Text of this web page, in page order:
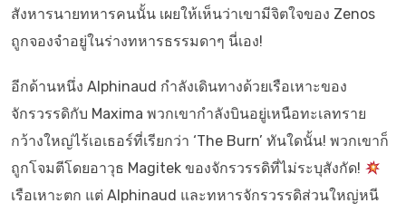
สังหารนายทหารคนนั้น เผยให้เห็นว่าเขามีจิตใจของ Zenos
ถูกจองจำอยู่ในร่างทหารธรรมดาๆ นี่เอง!
อีกด้านหนึ่ง Alphinaud กำลังเดินทางด้วยเรือเหาะของ
จักรวรรดิกับ Maxima พวกเขากำลังบินอยู่เหนือทะเลทราย
กว้างใหญ่ไร้เอเธอร์ที่เรียกว่า ‘The Burn’ ทันใดนั้น! พวกเขาก็
ถูกโจมตีโดยอาวุธ Magitek ของจักรวรรดิที่ไม่ระบุสังกัด!
เรือเหาะตก แต่ Alphinaud และทหารจักรวรรดิส่วนใหญ่หนี